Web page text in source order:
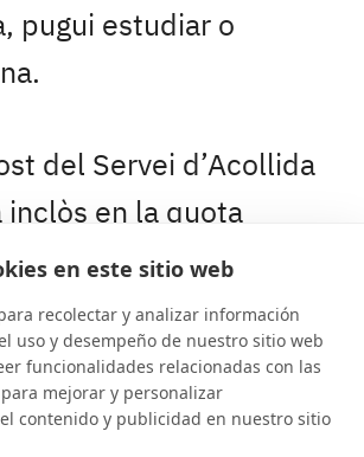
pugui estudiar o
del Servei d’Acollida
inclòs en la quota
en este sitio web
recolectar y analizar información
uso y desempeño de nuestro sitio web
funcionalidades relacionadas con las
mejorar y personalizar
contenido y publicidad en nuestro sitio